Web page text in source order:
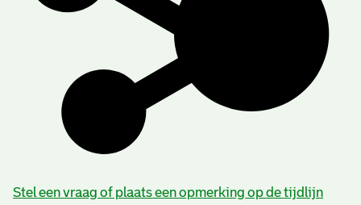
Stel een vraag of plaats een opmerking op de tijdlijn